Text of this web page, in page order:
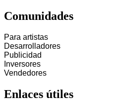
Comunidades
Para artistas
Desarrolladores
Publicidad
Inversores
Vendedores
Enlaces útiles